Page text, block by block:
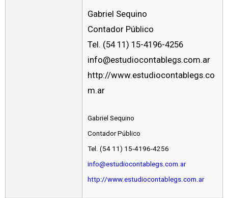
Gabriel Sequino
Contador Público
Tel. (54 11) 15-4196-4256
info@estudiocontablegs.com.ar
http://www.estudiocontablegs.co
m.ar
Gabriel Sequino
Contador Público
Tel. (54 11) 15-4196-4256
info@estudiocontablegs.com.ar
http://www.estudiocontablegs.com.ar